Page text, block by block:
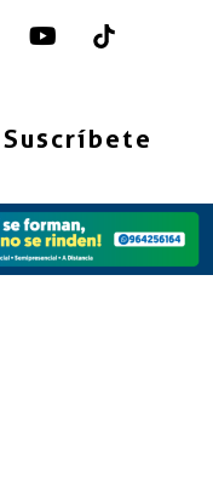
Suscríbete